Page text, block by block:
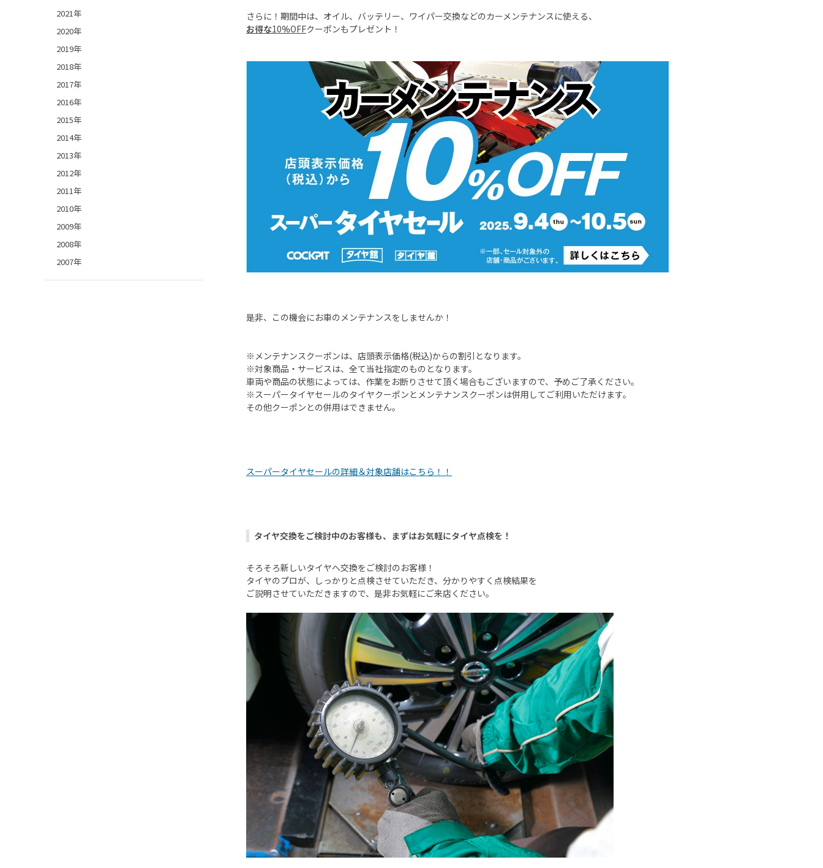
さらに！期間中は、オイル、バッテリー、ワイパー交換などのカーメンテナンスに使える、
お得な10％OFFクーポンもプレゼント！
是非、この機会にお車のメンテナンスをしませんか！
※メンテナンスクーポンは、店頭表示価格(税込)からの割引となります。
※対象商品・サービスは、全て当社指定のものとなります。
車両や商品の状態によっては、作業をお断りさせて頂く場合もございますので、予めご了承ください。
※スーパータイヤセールのタイヤクーポンとメンテナンスクーポンは併用してご利用いただけます。
その他クーポンとの併用はできません。
スーパータイヤセールの詳細＆対象店舗はこちら！！
タイヤ交換をご検討中のお客様も、まずはお気軽にタイヤ点検を！
そろそろ新しいタイヤへ交換をご検討のお客様！
タイヤのプロが、しっかりと点検させていただき、分かりやすく点検結果を
ご説明させていただきますので、是非お気軽にご来店ください。
2021年
2020年
2019年
2018年
2017年
2016年
2015年
2014年
2013年
2012年
2011年
2010年
2009年
2008年
2007年